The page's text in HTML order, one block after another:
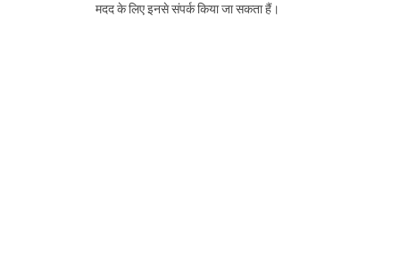
मदद के लिए इनसे संपर्क किया जा सकता हैं।